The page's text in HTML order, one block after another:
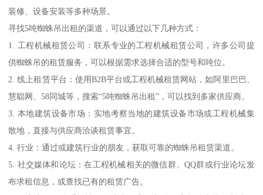
装修、设备安装等多种场景。
寻找5吨蜘蛛吊出租的渠道，可以通过以下几种方式：
1. 工程机械租赁公司：联系专业的工程机械租赁公司，许多公司提
供蜘蛛吊的租赁服务，可以根据需求选择合适的型号和吨位。
2. 线上租赁平台：使用B2B平台或工程机械租赁网站，如阿里巴巴、
慧聪网、58同城等，搜索“5吨蜘蛛吊出租”，可以找到多家供应商。
3. 本地建筑设备市场：实地考察当地的建筑设备市场或工程机械集
散地，直接与供应商洽谈租赁事宜。
4. 行业：通过或建筑行业的朋友，获取可靠的蜘蛛吊租赁渠道。
5. 社交媒体和论坛：在工程机械相关的微信群、QQ群或行业论坛发
布求租信息，或查找已有的租赁广告。